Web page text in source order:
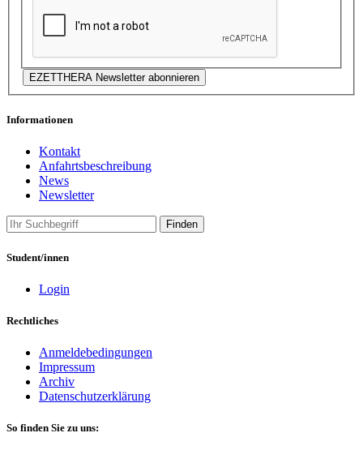
Informationen
Kontakt
Anfahrtsbeschreibung
News
Newsletter
Finden
Student/innen
Login
Rechtliches
Anmeldebedingungen
Impressum
Archiv
Datenschutzerklärung
So finden Sie zu uns: